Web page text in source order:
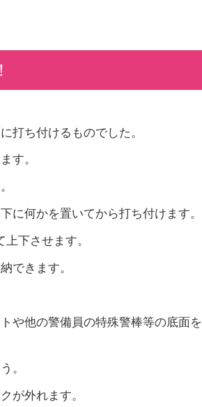
打ち付けるものでした。
す。
に何かを置いてから打ち付けます。
下させます。
できます。
や他の警備員の特殊警棒等の底面を
。
が外れます。